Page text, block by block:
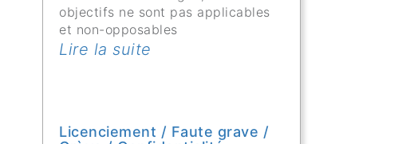
objectifs ne sont pas applicables
et non-opposables
Lire la suite
Licenciement / Faute grave /